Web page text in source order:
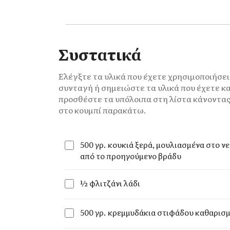
Συστατικά
Ελέγξτε τα υλικά που έχετε
συνταγή ή σημειώστε τα υλικά που έχετε
προσθέστε τα υπόλοιπα στη λίστα
στο κουμπί παρακάτω.
500 γρ. κουκιά ξερά, μουλιασμένα στο
από το προηγούμενο βράδυ
½ φλιτζάνι λάδι
500 γρ. κρεμμυδάκια στιφάδου